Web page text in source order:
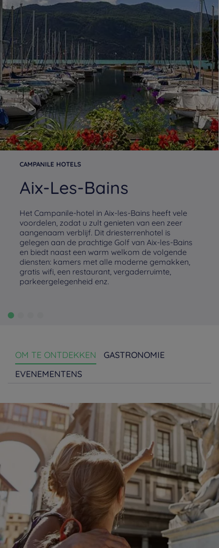
CAMPANILE HOTELS
Aix-Les-Bains
Het Campanile-hotel in Aix-les-Bains heeft vele
voordelen, zodat u zult genieten van een zeer
aangenaam verblijf. Dit driesterrenhotel is
gelegen aan de prachtige Golf van Aix-les-Bains
en biedt naast een warm welkom de volgende
diensten: kamers met alle moderne gemakken,
gratis wifi, een restaurant, vergaderruimte,
parkeergelegenheid enz.
OM TE ONTDEKKEN
GASTRONOMIE
EVENEMENTENS